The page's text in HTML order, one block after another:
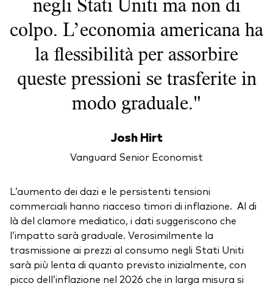
negli Stati Uniti ma non di
colpo. L’economia americana ha
la flessibilità per assorbire
queste pressioni se trasferite in
modo graduale."
Josh Hirt
Vanguard Senior Economist
L’aumento dei dazi e le persistenti tensioni
commerciali hanno riacceso timori di inflazione. Al di
là del clamore mediatico, i dati suggeriscono che
l’impatto sarà graduale. Verosimilmente la
trasmissione ai prezzi al consumo negli Stati Uniti
sarà più lenta di quanto previsto inizialmente, con
picco dell’inflazione nel 2026 che in larga misura si